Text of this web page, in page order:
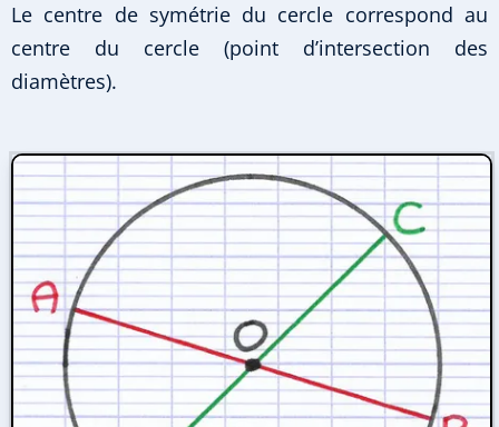
Le centre de symétrie du cercle correspond au
centre du cercle (point d’intersection des
diamètres).